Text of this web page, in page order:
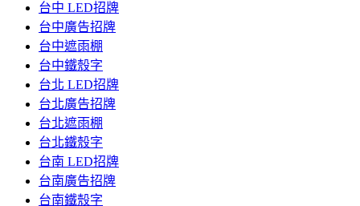
台中 LED招牌
台中廣告招牌
台中遮雨棚
台中鐵殼字
台北 LED招牌
台北廣告招牌
台北遮雨棚
台北鐵殼字
台南 LED招牌
台南廣告招牌
台南鐵殼字